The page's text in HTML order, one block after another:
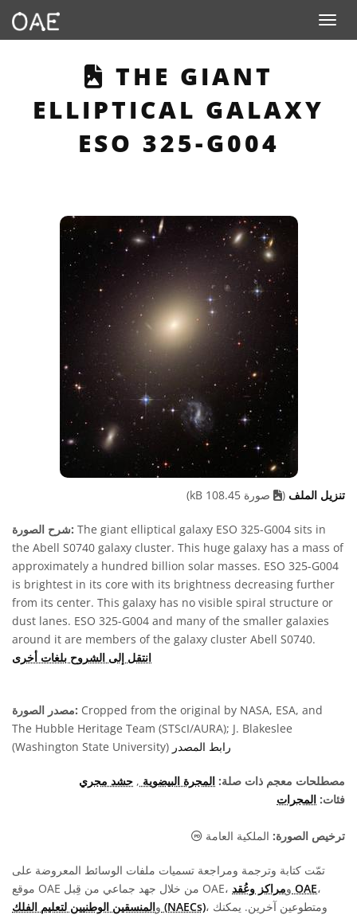
Toggle navigation
THIS PAGE
THE GIANT
ELLIPTICAL GALAXY
ESO 325-G004
تنزيل الملف ( صورة 108.45 kB)
شرح الصورة: The giant elliptical galaxy ESO 325-G004 sits in
the Abell S0740 galaxy cluster. This huge galaxy has a mass of
approximately a hundred billion solar masses. ESO 325-G004
is brightest in its core with its brightness decreasing further
from its center. This galaxy has no visible spiral structure or
dust lanes. ESO 325-G004 and many of the smaller galaxies
around it are members of the galaxy cluster Abell S0740.
انتقل إلى الشروح بلغات أخرى
مصدر الصورة: Cropped from the original by NASA, ESA, and
The Hubble Heritage Team (STScI/AURA); J. Blakeslee
(Washington State University) رابط المصدر
مصطلحات معجم ذات صلة: المجرة البيضوية , حشد مجري
فئات: المجرات
ترخيص الصورة: الملكية العامة الملكية العامة أيقونات
تمّت كتابة وترجمة ومراجعة تسميات ملفات الوسائط المعروضة على
موقع OAE من خلال جهد جماعي من قِبل OAE، و مراكز وعُقد OAE،
و المنسقين الوطنيين لتعليم الفلك (NAECs)، ومتطوعين آخرين. يمكنك